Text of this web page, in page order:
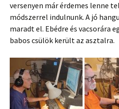
versenyen már érdemes lenne
módszerrel indulnunk. A jó
maradt el. Ebédre és vacsorára
babos csülök került az asztalra.